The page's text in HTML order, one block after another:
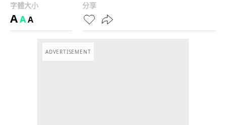
字體大小
AAA
分享
ADVERTISEMENT